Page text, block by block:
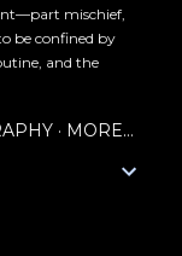
mischief,
be confined by
and the
MORE…